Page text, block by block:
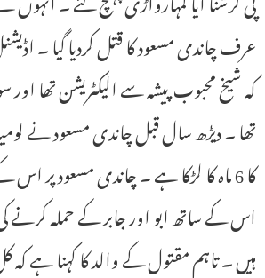
عرف چاندی مسعود کا قتل کردیا گیا ۔
کہ شیخ محبوب پیشہ سے الیکٹریشن تھا اور
تھا ۔ دیڑھ سال قبل چاندی مسعود نے
کا 6 ماہ کا لڑکا ہے ۔ چاندی مسعود پر
اس کے ساتھ ابو اور جابر کے حملہ کرنے